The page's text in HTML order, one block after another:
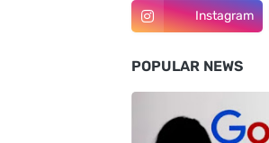
Instagram
POPULAR NEWS